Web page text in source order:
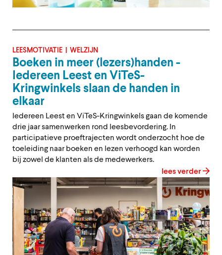
LEESMOTIVATIE WELZIJN
Boeken in meer (lezers)handen -
Iedereen Leest en ViTeS-
Kringwinkels slaan de handen in
elkaar
Iedereen Leest en ViTeS-Kringwinkels gaan de komende
drie jaar samenwerken rond leesbevordering. In
participatieve proeftrajecten wordt onderzocht hoe de
toeleiding naar boeken en lezen verhoogd kan worden
bij zowel de klanten als de medewerkers.
lees verder